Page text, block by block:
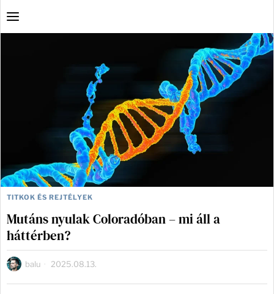
TITKOK ÉS REJTÉLYEK
Mutáns nyulak Coloradóban – mi áll a
háttérben?
balu 2025.08.13.